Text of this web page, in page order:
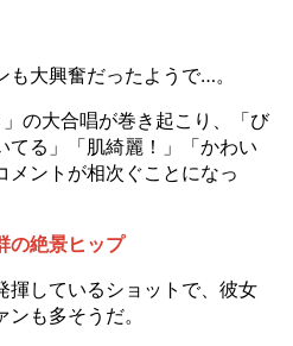
大興奮だったようで…。
の大合唱が巻き起こり、「び
てる」「肌綺麗！」「かわい
メントが相次ぐことになっ
の絶景ヒップ
しているショットで、彼女
も多そうだ。